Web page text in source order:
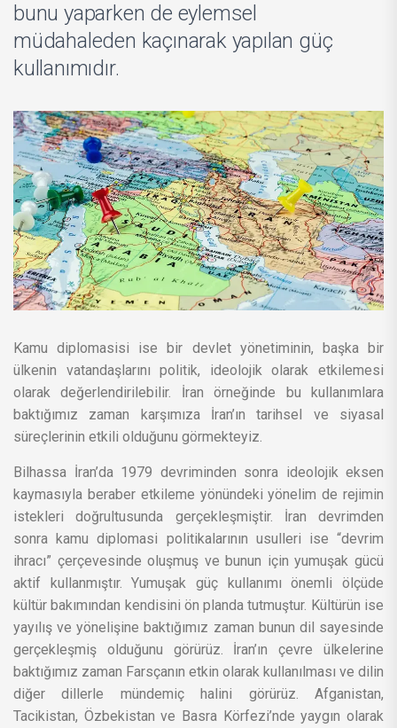
bunu yaparken de eylemsel
müdahaleden kaçınarak yapılan güç
kullanımıdır.
Kamu diplomasisi ise bir devlet yönetiminin, başka bir
ülkenin vatandaşlarını politik, ideolojik olarak etkilemesi
olarak değerlendirilebilir. İran örneğinde bu kullanımlara
baktığımız zaman karşımıza İran’ın tarihsel ve siyasal
süreçlerinin etkili olduğunu görmekteyiz.
Bilhassa İran’da 1979 devriminden sonra ideolojik eksen
kaymasıyla beraber etkileme yönündeki yönelim de rejimin
istekleri doğrultusunda gerçekleşmiştir. İran devrimden
sonra kamu diplomasi politikalarının usulleri ise “devrim
ihracı” çerçevesinde oluşmuş ve bunun için yumuşak gücü
aktif kullanmıştır. Yumuşak güç kullanımı önemli ölçüde
kültür bakımından kendisini ön planda tutmuştur. Kültürün ise
yayılış ve yönelişine baktığımız zaman bunun dil sayesinde
gerçekleşmiş olduğunu görürüz. İran’ın çevre ülkelerine
baktığımız zaman Farsçanın etkin olarak kullanılması ve dilin
diğer dillerle mündemiç halini görürüz. Afganistan,
Tacikistan, Özbekistan ve Basra Körfezi’nde yaygın olarak